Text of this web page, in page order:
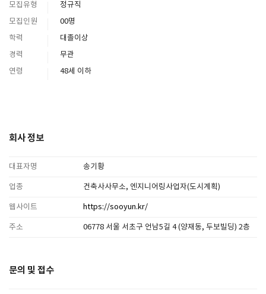
모집유형
정규직
모집인원
00명
학력
대졸이상
경력
무관
연령
48세 이하
회사 정보
대표자명 송기황
업종 건축사사무소, 엔지니어링사업자(도시계획)
웹사이트 https://sooyun.kr/
주소 06778 서울 서초구 언남5길 4 (양재동, 두보빌딩) 2층
문의 및 접수